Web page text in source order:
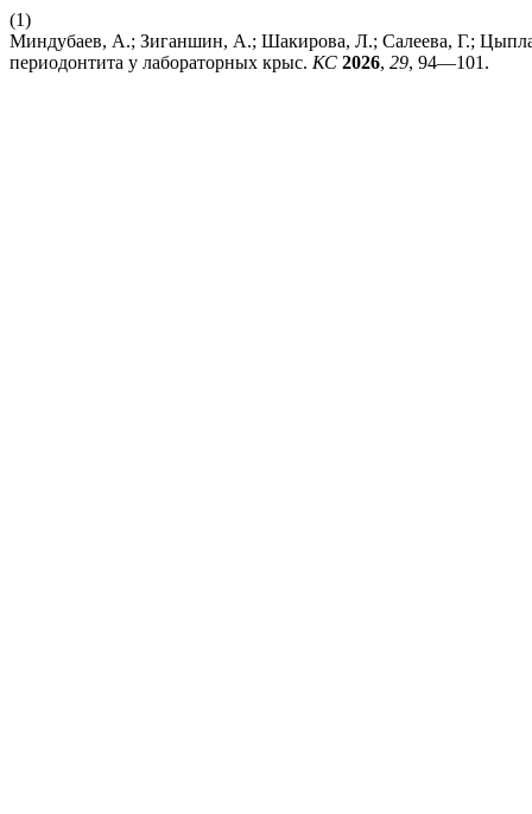
(1)
Миндубаев, А.; Зиганшин, А.; Шакирова, Л.; Салеева, Г.;
периодонтита у лабораторных крыс. КС 2026, 29, 94—101.